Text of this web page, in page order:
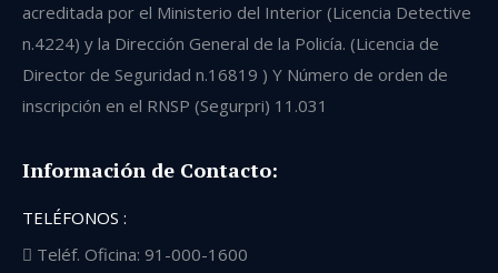
acreditada por el Ministerio del Interior (Licencia Detective
n.4224) y la Dirección General de la Policía. (Licencia de
Director de Seguridad n.16819 ) Y Número de orden de
inscripción en el RNSP (Segurpri) 11.031
Información de Contacto:
TELÉFONOS :
Teléf. Oficina: 91-000-1600